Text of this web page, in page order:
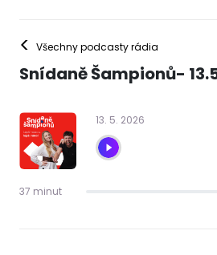
< Všechny podcasty rádia
Snídaně Šampionů-
13. 5. 2026
37 minut